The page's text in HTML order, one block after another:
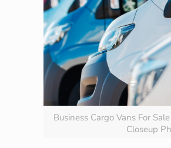
Business Cargo Vans For
Closeup